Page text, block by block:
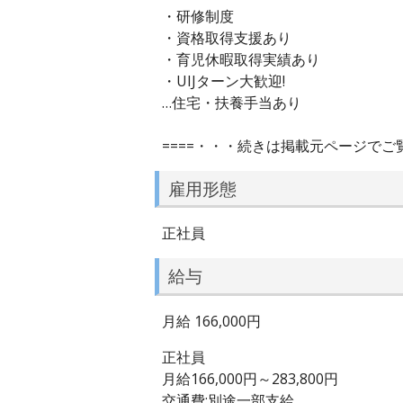
・研修制度
・資格取得支援あり
・育児休暇取得実績あり
・UIJターン大歓迎!
…住宅・扶養手当あり
====・・・続きは掲載元ページでご
雇用形態
正社員
給与
月給 166,000円
正社員
月給166,000円～283,800円